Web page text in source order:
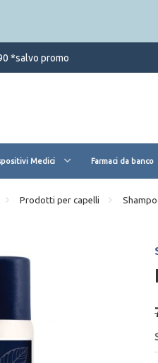
*salvo promo
Medici Farmaci da banco
Prodotti per capelli